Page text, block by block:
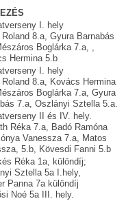
I. hely
Roland 8.a, Gyura Barnabás
Boglárka 7.a, ,
Hermina 5.b
I. hely
Roland 8.a, Kovács Hermina
Boglárka 7.a, Gyura
7.a, Oszlányi Sztella 5.a.
II és IV. hely.
Réka 7.a, Badó Ramóna
Vanessza 7.a, Matos
5.b, Kövesdi Fanni 5.b
Réka 1a, különdíj;
Sztella 5a I.hely,
Panna 7a különdíj
Noé 5a III. hely.